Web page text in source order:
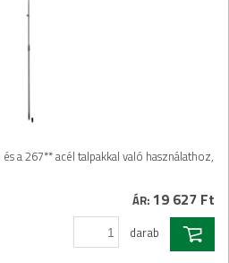
a 267** acél talpakkal való használathoz,
ÁR: 19 627 Ft
darab